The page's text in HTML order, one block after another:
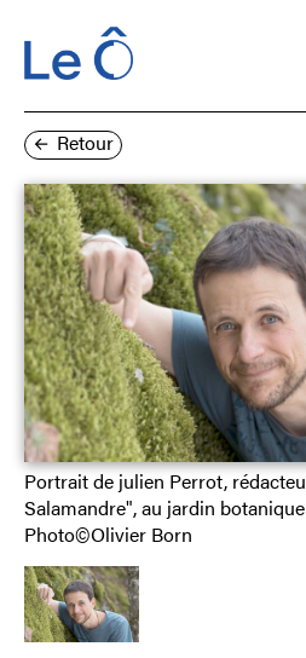
Retour
Portrait de julien Perrot,
Salamandre", au jardin
Photo©Olivier Born